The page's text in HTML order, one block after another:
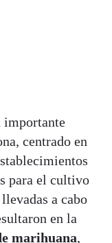
importante
centrado en
para el cultivo
a cabo
en la
marihuana,